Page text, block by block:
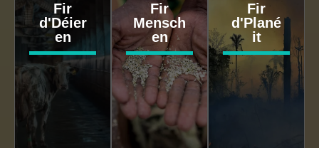
Fir
d'Déier
en
Fir
Mensch
en
Fir
d'Plané
it